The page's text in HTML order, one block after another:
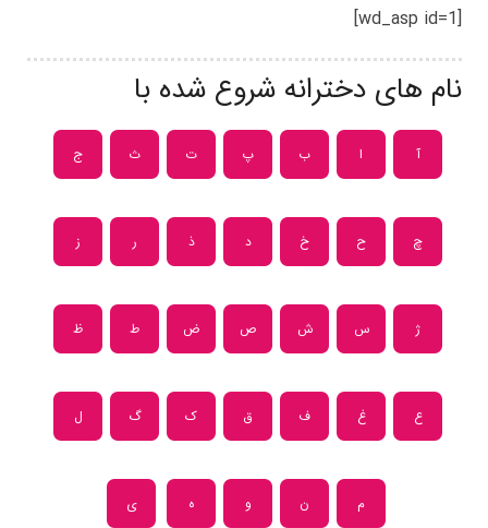
[wd_asp id=1]
نام های دخترانه شروع شده با
آ ا ب پ ت ث ج
چ ح خ د ذ ر ز
ژ س ش ص ض ط ظ
ع غ ف ق ک گ ل
م ن و ه ی